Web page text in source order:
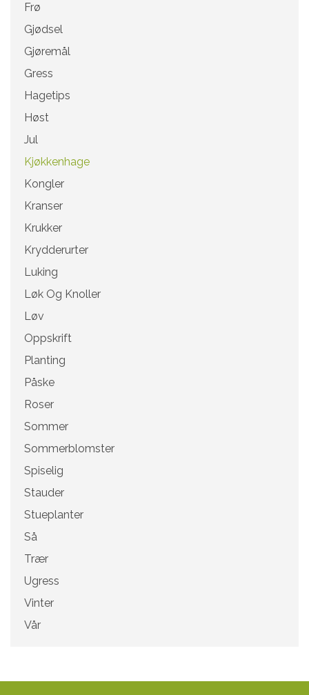
Frø
Gjødsel
Gjøremål
Gress
Hagetips
Høst
Jul
Kjøkkenhage
Kongler
Kranser
Krukker
Krydderurter
Luking
Løk Og Knoller
Løv
Oppskrift
Planting
Påske
Roser
Sommer
Sommerblomster
Spiselig
Stauder
Stueplanter
Så
Trær
Ugress
Vinter
Vår